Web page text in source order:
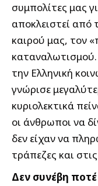
συμπολίτες μας
αποκλειστεί από
καιρού μας, τον
καταναλωτισμού.
την Ελληνική
γνώρισε
κυριολεκτικά
οι άνθρωποι να
δεν είχαν να
τράπεζες και
Δεν συνέβη